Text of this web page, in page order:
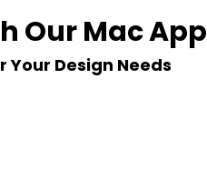
Our Mac App
Design Needs